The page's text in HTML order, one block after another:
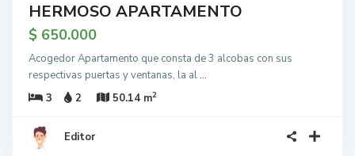
HERMOSO APARTAMENTO
$ 650.000
Acogedor Apartamento que consta de 3 alcobas con sus
respectivas puertas y ventanas, la al...
3
2 50.14 m2
Editor